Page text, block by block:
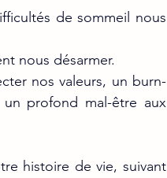
de sommeil nous
nous désarmer.
nos valeurs, un burn-
profond mal-être aux
histoire de vie, suivant